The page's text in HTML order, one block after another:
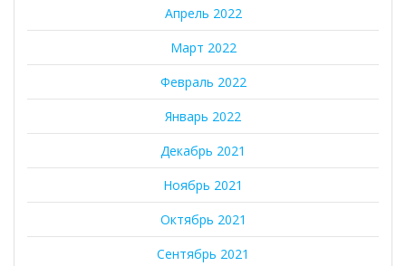
Апрель 2022
Март 2022
Февраль 2022
Январь 2022
Декабрь 2021
Ноябрь 2021
Октябрь 2021
Сентябрь 2021